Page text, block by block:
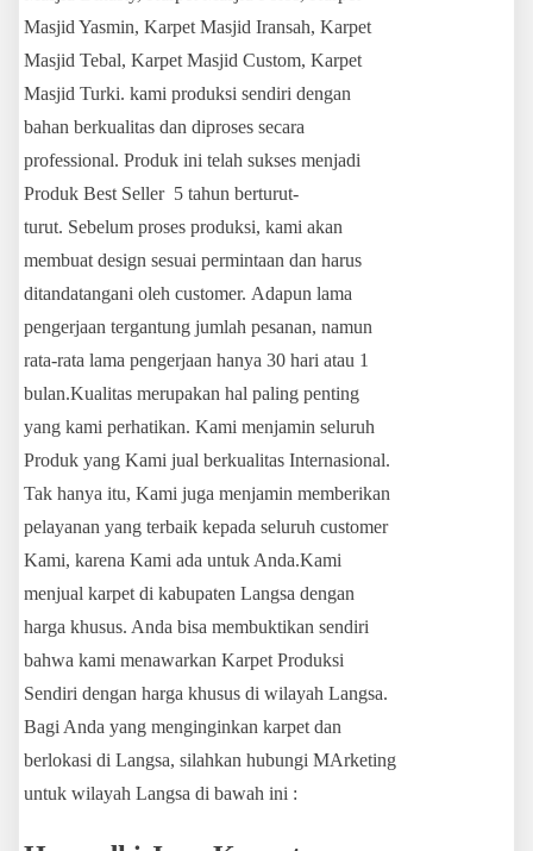
Masjid Yasmin, Karpet Masjid Iransah, Karpet
Masjid Tebal, Karpet Masjid Custom, Karpet
Masjid Turki. kami produksi sendiri dengan
bahan berkualitas dan diproses secara
professional. Produk ini telah sukses menjadi
Produk Best Seller 5 tahun berturut-
turut. Sebelum proses produksi, kami akan
membuat design sesuai permintaan dan harus
ditandatangani oleh customer. Adapun lama
pengerjaan tergantung jumlah pesanan, namun
rata-rata lama pengerjaan hanya 30 hari atau 1
bulan.Kualitas merupakan hal paling penting
yang kami perhatikan. Kami menjamin seluruh
Produk yang Kami jual berkualitas Internasional.
Tak hanya itu, Kami juga menjamin memberikan
pelayanan yang terbaik kepada seluruh customer
Kami, karena Kami ada untuk Anda.Kami
menjual karpet di kabupaten Langsa dengan
harga khusus. Anda bisa membuktikan sendiri
bahwa kami menawarkan Karpet Produksi
Sendiri dengan harga khusus di wilayah Langsa.
Bagi Anda yang menginginkan karpet dan
berlokasi di Langsa, silahkan hubungi MArketing
untuk wilayah Langsa di bawah ini :